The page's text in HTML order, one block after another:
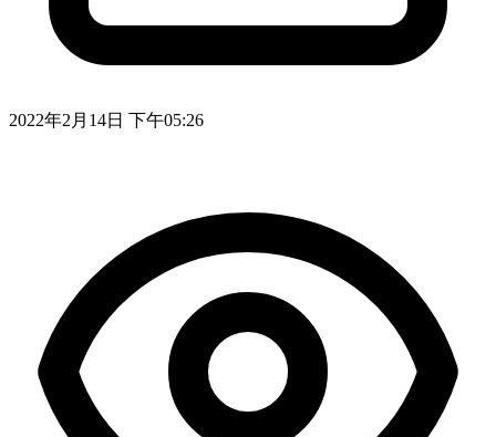
2022年2月14日 下午05:26